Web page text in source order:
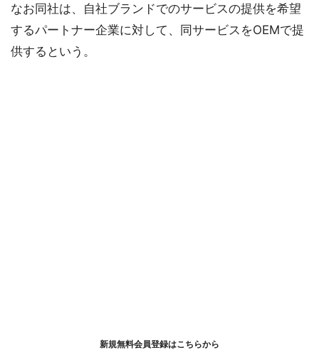
なお同社は、自社ブランドでのサービスの提供を希望
するパートナー企業に対して、同サービスをOEMで提
供するという。
新規無料会員登録はこちらから